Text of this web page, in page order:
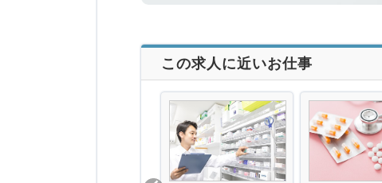
この求人に近いお仕事